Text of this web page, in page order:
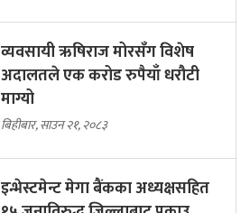
व्यवसायी ऋषिराज मोरसँग विशेष
अदालतले एक करोड रुपैयाँ धरौटी
माग्यो
बिहीबार, साउन २१, २०८३
इन्भेस्टमेन्ट मेगा बैंकका अध्यक्षसहित